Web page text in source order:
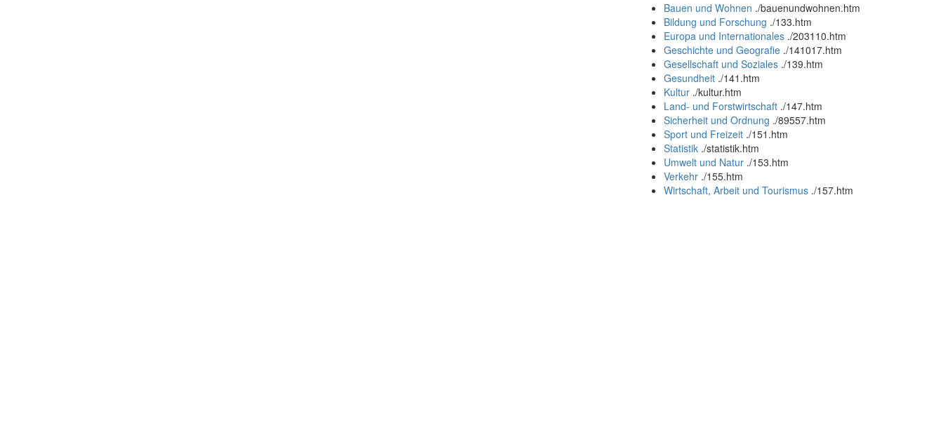
Bauen und Wohnen ./bauenundwohnen.htm
Bildung und Forschung ./133.htm
Europa und Internationales ./203110.htm
Geschichte und Geografie ./141017.htm
Gesellschaft und Soziales ./139.htm
Gesundheit ./141.htm
Kultur ./kultur.htm
Land- und Forstwirtschaft ./147.htm
Sicherheit und Ordnung ./89557.htm
Sport und Freizeit ./151.htm
Statistik ./statistik.htm
Umwelt und Natur ./153.htm
Verkehr ./155.htm
Wirtschaft, Arbeit und Tourismus ./157.htm